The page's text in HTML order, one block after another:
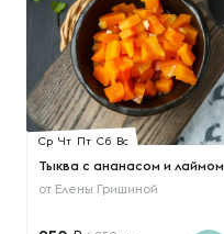
Ср Чт Пт Сб Вс
Тыква с ананасом и лаймом
от Елены Гришиной